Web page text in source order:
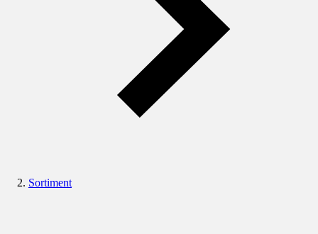
Sortiment